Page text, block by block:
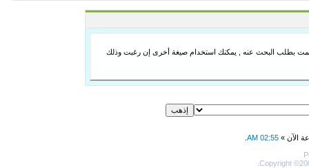
قمت بطلب البحث عنه , يمكنك استخدام صيغة أخرى إن رغبت وذلك
الآن » 02:55 AM
Copyright